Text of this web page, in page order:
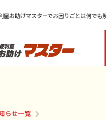
屋お助けマスターでお困りごとは何でも
らせ一覧